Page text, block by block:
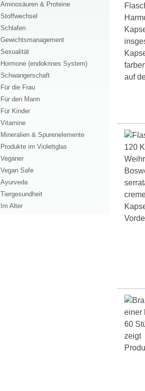
Aminosäuren & Proteine
Stoffwechsel
Schlafen
Gewichtsmanagement
Sexualität
Hormone (endokrines System)
Schwangerschaft
Für die Frau
Für den Mann
Für Kinder
Vitamine
Mineralien & Spurenelemente
Produkte im Violettglas
Veganer
Vegan Safe
Ayurveda
Tiergesundheit
Im Alter